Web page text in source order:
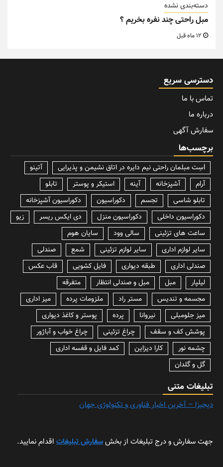
دسته‌بندی نشده
مبل راحتی چند نفره بخریم ؟
دسترسی سریع
تماس با ما
درباره ما
سفارش آگهی
برچسب‌ها
lسِت مبلمان راحتی نیم دایره در اتاق نشیمن و پذیرایی
آتینو
آرام
آشپزخانه آینه استیکر و پوستر
تابلو
تابلو شاسی
تجسم دکوراسیون
دکوراسیون آشپزخانه
دکوراسیون داخلی
دکوراسیون منزل دی ایکس ریسر
زیو
ساعت های تزئینی
سالی وود
سایان هوم
سایر لوازم اداری
سایر لوازم تزئینی شمع
صندلی
صندلی اداری
طبقه دیواری فایل کشویی
قاب عکس
لیلپار
مبل مبل و صندلی انتظار
متفرقه
مجسمه و تندیس
مستر راد ملزومات پرده
میز اداری
میز جلومبلی
نیروانا پرده
پوستر و کاغذ دیواری
پوشش کف و سقف
چراغ تزئینی
چراغ خواب و آباژور
چشمه نور
کارا دیزاین
کمد فایل و قفسه اداری
گل و گلدان
تبلیغات متنی
دیجیزا – آخرین اخبار فناوری و تکنولوژی جهان
جهت سفارش و درج تبلیغات از بخشسفارش تبلیغات اقدام نمایید.